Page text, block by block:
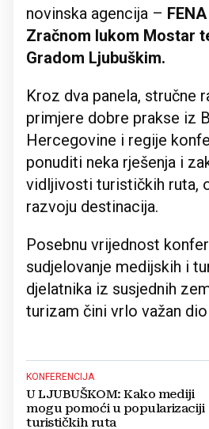
novinska agencija –
Zračnom lukom Mostar
Gradom Ljubuškim.
Kroz dva panela, stručne
primjere dobre prakse iz
Hercegovine i regije
ponuditi neka rješenja i
vidljivosti turističkih ruta,
razvoju destinacija.
Posebnu vrijednost
sudjelovanje medijskih i
djelatnika iz susjednih
turizam čini vrlo važan
KONFERENCIJA
U LJUBUŠKOM: Kako mediji
mogu pomoći u popularizaciji
turističkih ruta